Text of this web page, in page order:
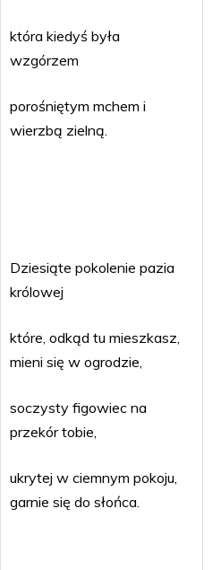
która kiedyś była
wzgórzem
porośniętym mchem i
wierzbą zielną.
Dziesiąte pokolenie pazia
królowej
które, odkąd tu mieszkasz,
mieni się w ogrodzie,
soczysty figowiec na
przekór tobie,
ukrytej w ciemnym pokoju,
garnie się do słońca.